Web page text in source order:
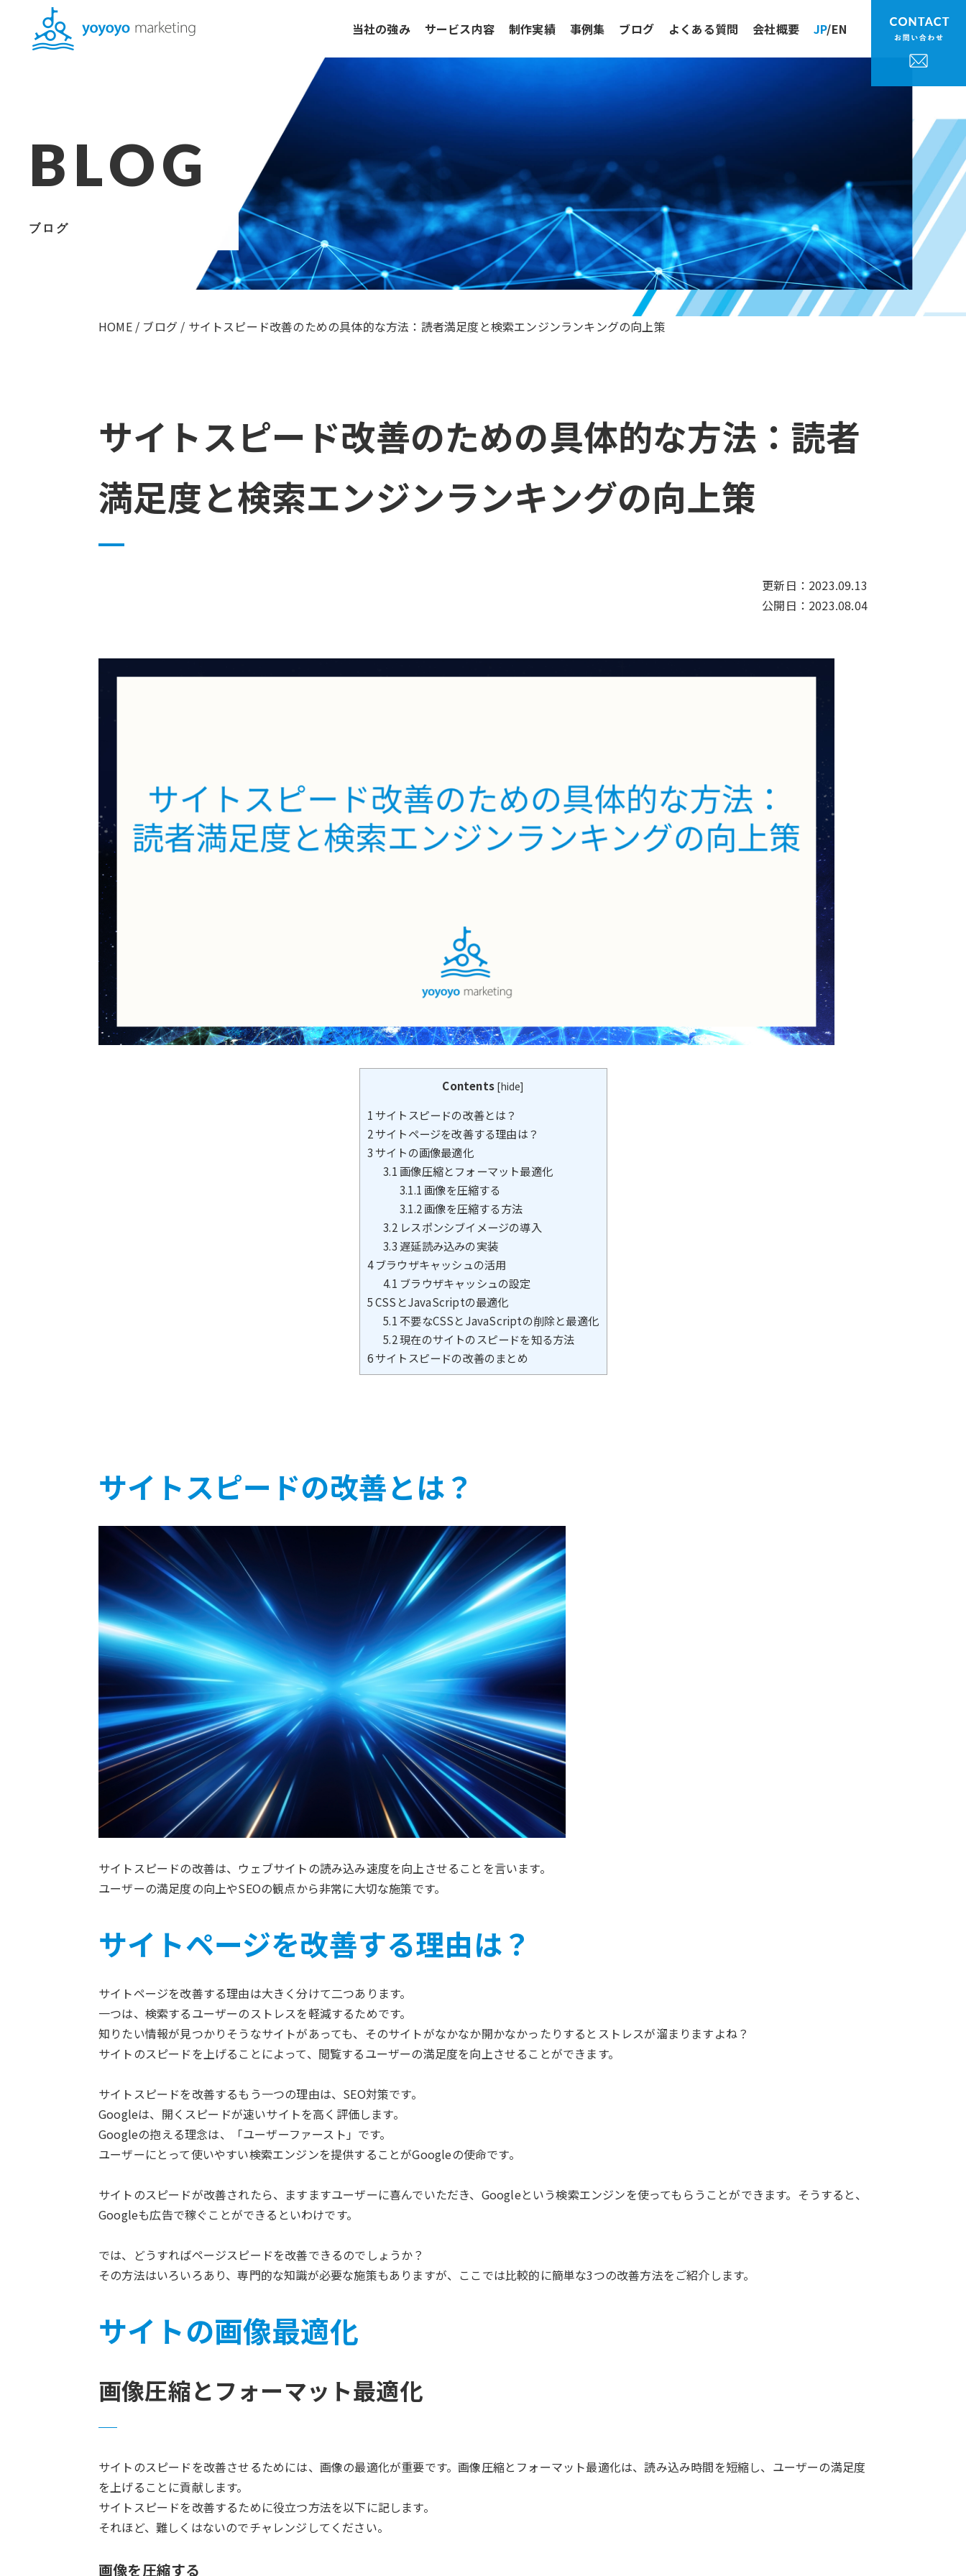
当社の強み サービス内容 制作実績 事例集 ブログ よくある質問 会社概要 JP/EN
BLOG
ブログ
HOME/ ブログ / サイトスピード改善のための具体的な方法：読者満足度と検索エンジンランキングの向上策
サイトスピード改善のための具体的な方法：読者
満足度と検索エンジンランキングの向上策
更新日：2023.09.13
公開日：2023.08.04
Contents [hide]
1サイトスピードの改善とは？
2サイトページを改善する理由は？
3サイトの画像最適化
3.1 画像圧縮とフォーマット最適化
3.1.1 画像を圧縮する
3.1.2画像を圧縮する方法
3.2レスポンシブイメージの導入
3.3遅延読み込みの実装
4ブラウザキャッシュの活用
4.1 ブラウザキャッシュの設定
5CSSとJavaScriptの最適化
5.1 不要なCSSとJavaScriptの削除と最適化
5.2現在のサイトのスピードを知る方法
6サイトスピードの改善のまとめ
サイトスピードの改善とは？
サイトスピードの改善は、ウェブサイトの読み込み速度を向上させることを言います。
ユーザーの満足度の向上やSEOの観点から非常に大切な施策です。
サイトページを改善する理由は？
サイトページを改善する理由は大きく分けて二つあります。
一つは、検索するユーザーのストレスを軽減するためです。
知りたい情報が見つかりそうなサイトがあっても、そのサイトがなかなか開かなかったりするとストレスが溜まりますよね？
サイトのスピードを上げることによって、閲覧するユーザーの満足度を向上させることができます。
サイトスピードを改善するもう一つの理由は、SEO対策です。
Googleは、開くスピードが速いサイトを高く評価します。
Googleの抱える理念は、「ユーザーファースト」です。
ユーザーにとって使いやすい検索エンジンを提供することがGoogleの使命です。
サイトのスピードが改善されたら、ますますユーザーに喜んでいただき、Googleという検索エンジンを使ってもらうことができます。そうすると、
Googleも広告で稼ぐことができるといわけです。
では、どうすればページスピードを改善できるのでしょうか？
その方法はいろいろあり、専門的な知識が必要な施策もありますが、ここでは比較的に簡単な3つの改善方法をご紹介します。
サイトの画像最適化
画像圧縮とフォーマット最適化
サイトのスピードを改善させるためには、画像の最適化が重要です。画像圧縮とフォーマット最適化は、読み込み時間を短縮し、ユーザーの満足度
を上げることに貢献します。
サイトスピードを改善するために役立つ方法を以下に記します。
それほど、難しくはないのでチャレンジしてください。
画像を圧縮する